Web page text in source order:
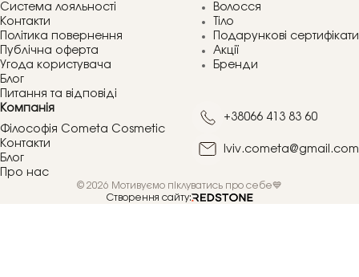
Система лояльності
Контакти
Політика повернення
Публічна оферта
Угода користувача
Блог
Питання та відповіді
Волосся
Тіло
Подарункові сертифікати
Акції
Бренди
Компанія
Філософія Cometa Cosmetic
Контакти
Блог
Про нас
+38066 413 83 60
lviv.cometa@gmail.com
© 2026 Мотивуємо піклуватись про себе💙
Створення сайту: